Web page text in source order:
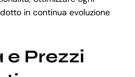
in continua evoluzione
e Prezzi